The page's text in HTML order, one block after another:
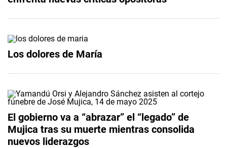
Los dolores de María
El gobierno va a “abrazar” el “legado” de
Mujica tras su muerte mientras consolida
nuevos liderazgos